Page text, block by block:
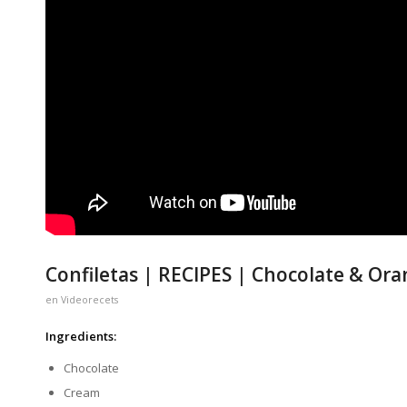
Confiletas | RECIPES | Chocolate &
en Videorecets
Ingredients:
Chocolate
Cream